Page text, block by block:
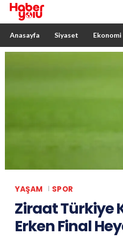
Anasayfa Siyaset Ekonomi
YAŞAM SPOR
Ziraat Türkiye
Erken Final